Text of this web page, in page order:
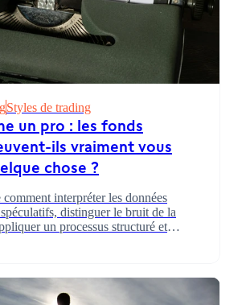
Styles de trading
un pro : les fonds
ils vraiment vous
chose ?
interpréter les données
distinguer le bruit de la
un processus structuré et